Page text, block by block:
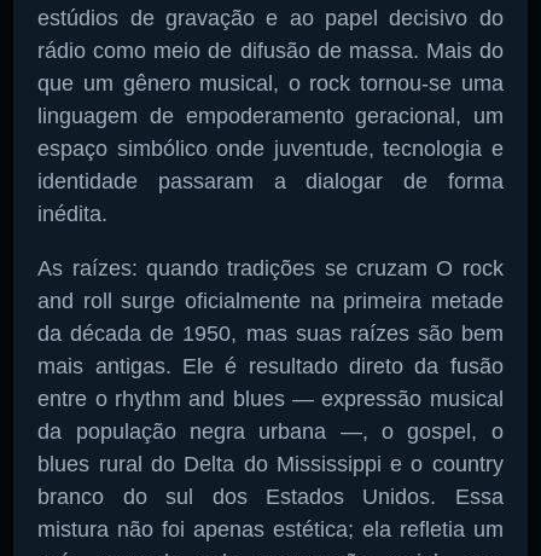
Pesquise aqui a sua rádio favorita:
estúdios de gravação e ao papel decisivo do
rádio como meio de difusão de massa. Mais do
que um gênero musical, o rock tornou-se uma
linguagem de empoderamento geracional, um
espaço simbólico onde juventude, tecnologia e
identidade passaram a dialogar de forma
inédita.
As raízes: quando tradições se cruzam O rock
and roll surge oficialmente na primeira metade
da década de 1950, mas suas raízes são bem
mais antigas. Ele é resultado direto da fusão
entre o rhythm and blues — expressão musical
da população negra urbana —, o gospel, o
blues rural do Delta do Mississippi e o country
branco do sul dos Estados Unidos. Essa
mistura não foi apenas estética; ela refletia um